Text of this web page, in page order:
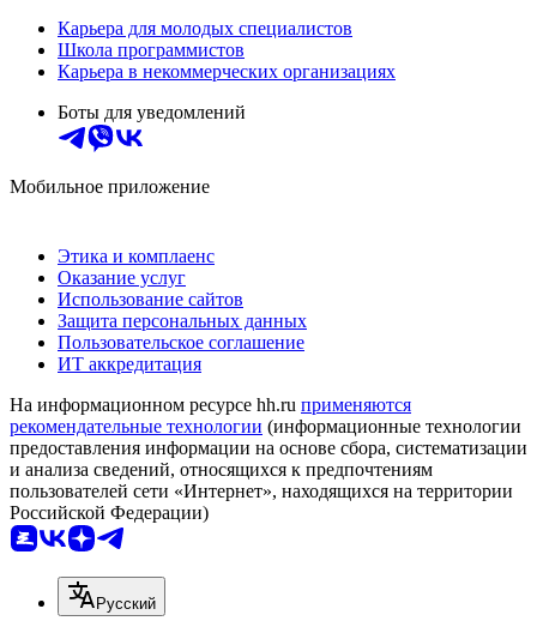
Карьера для молодых специалистов
Школа программистов
Карьера в некоммерческих организациях
Боты для уведомлений
Мобильное приложение
Этика и комплаенс
Оказание услуг
Использование сайтов
Защита персональных данных
Пользовательское соглашение
ИТ аккредитация
На информационном ресурсе hh.ru применяются
рекомендательные технологии (информационные технологии
предоставления информации на основе сбора, систематизации
и анализа сведений, относящихся к предпочтениям
пользователей сети «Интернет», находящихся на территории
Российской Федерации)
Русский